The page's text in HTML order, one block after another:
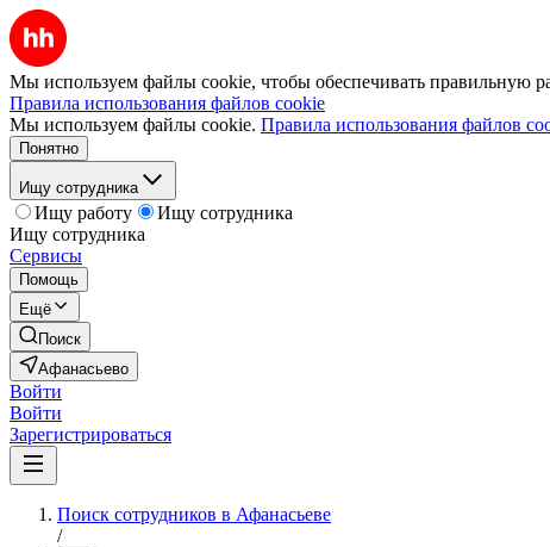
Мы используем файлы cookie, чтобы обеспечивать правильную
Правила использования файлов cookie
Мы используем файлы cookie. Правила использования файлов
Понятно
Ищу сотрудника
Ищу работу
Ищу сотрудника
Ищу сотрудника
Сервисы
Помощь
Ещё
Поиск
Афанасьево
Войти
Войти
Зарегистрироваться
Поиск сотрудников в Афанасьеве
/